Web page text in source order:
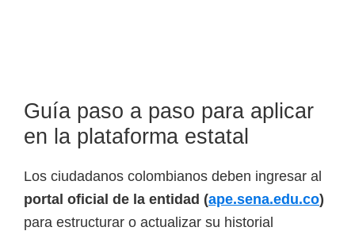
Guía paso a paso para aplicar
en la plataforma estatal
Los ciudadanos colombianos deben ingresar al
portal oficial de la entidad (ape.sena.edu.co)
para estructurar o actualizar su historial